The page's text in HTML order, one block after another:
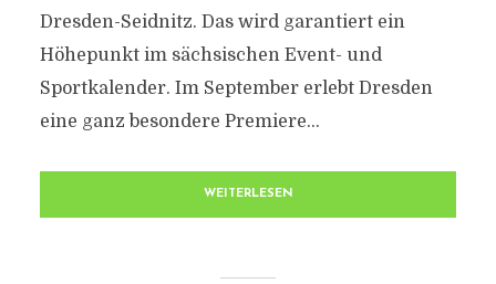
Dresden-Seidnitz. Das wird garantiert ein
Höhepunkt im sächsischen Event- und
Sportkalender. Im September erlebt Dresden
eine ganz besondere Premiere...
WEITERLESEN